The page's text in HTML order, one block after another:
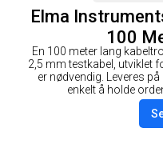
Elma
100
En 100 meter lang
2,5 mm testkabel, utviklet
er nødvendig. Leveres
enkelt å holde